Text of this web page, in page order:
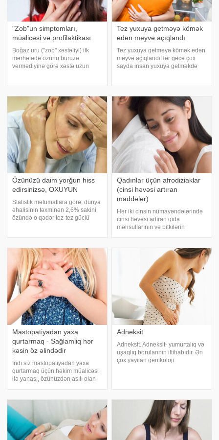
"Zob"un simptomları,
müalicəsi və profilaktikası
Boğaz uru ("zob" xəstəliyi) ilk
mərhələdə özünü büruzə
vermədiyinə görə xəstə uzun
qalxanvari vəzi böyüyərək nəzərə
Tez yuxuya getməyə kömək
edən meyvə açıqlandı
Tez yuxuya getməyə kömək edən
meyvə açıqlandıHər gecə çox
sayda insan yuxuya getməkdə
insana daha tez yuxuya
getməsində kömək olur
Özünüzü daim yorğun hiss
edirsinizsə, OXUYUN
Statistik məlumatlara görə, dünya
əhalisinin təxminən 2,6% sakini
özündə o qədər tez-tez güclü
insanların isə təxminən 15 faiz
Qadınlar üçün afrodiziaklar
(cinsi həvəsi artıran
maddələr)
Hər iki cinsin nümayəndələrində
cinsi həvəsi artıran qida
məhsullarının və bitkilərin
yalnız kahin, hökmdar və
zadəgan ailələrinə məlum idi və
qorunaraq gələcək nəsl
Mastopatiyadan yaxa
qurtarmaq - Sağlamliq hər
kəsin öz əlindədir
İndi siz mastopatiyadan yaxa
qurtarmaq üçün həkim müalicəsi
ilə yanaşı, özünüzdən asılı olan
dediklərimizi yadda saxlayıb
əməl edin
Adneksit
Adneksit. Adneksit- yumurtalıq və
uşaqlıq borularının iltihabıdır. Ən
çox yayılan genikoloji